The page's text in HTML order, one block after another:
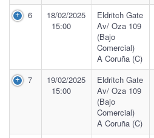
6
18/02/2025
15:00
Eldritch Gate
Av/ Oza 109
(Bajo
Comercial)
A Coruña (C)
7
19/02/2025
15:00
Eldritch Gate
Av/ Oza 109
(Bajo
Comercial)
A Coruña (C)